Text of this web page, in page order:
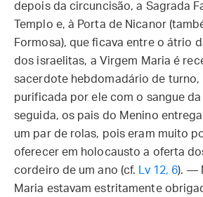
depois da circuncisão, a Sagrada
Templo e, à Porta de Nicanor
Formosa), que ficava entre o átrio
dos israelitas, a Virgem Maria é
sacerdote hebdomadário de turno,
purificada por ele com o sangue da
seguida, os pais do Menino
um par de rolas, pois eram muito
oferecer em holocausto a oferta
cordeiro de um ano (cf.
Lv 12, 6). —
Maria estavam estritamente